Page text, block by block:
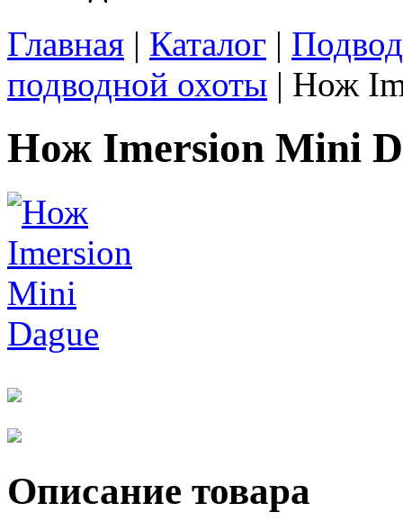
Главная | Каталог |
подводной охоты | Нож
Нож Imersion Mini
Описание товара